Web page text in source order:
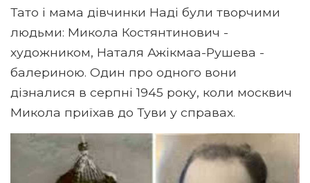
Тато і мама дівчинки Наді були творчими
людьми: Микола Костянтинович -
художником, Наталя Ажікмаа-Рушева -
балериною. Один про одного вони
дізналися в серпні 1945 року, коли москвич
Микола приїхав до Туви у справах.